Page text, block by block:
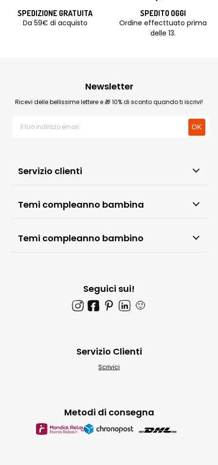
SPEDIZIONE GRATUITA
Da 59€ di acquisto
SPEDITO OGGI
Ordine effecttuato prima
delle 13.
Servizio clienti
Temi compleanno bambina
Temi compleanno bambino
Newsletter
Ricevi delle bellissime lettere e 🎁 10% di sconto quando ti iscrivi!
Seguici sui!
🙂
Metodi di consegna
Servizio Clienti
Scrivici